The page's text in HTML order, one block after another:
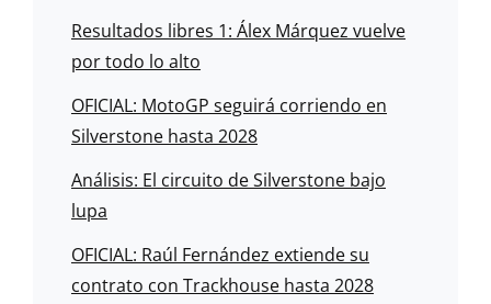
Resultados libres 1: Álex Márquez vuelve
por todo lo alto
OFICIAL: MotoGP seguirá corriendo en
Silverstone hasta 2028
Análisis: El circuito de Silverstone bajo
lupa
OFICIAL: Raúl Fernández extiende su
contrato con Trackhouse hasta 2028